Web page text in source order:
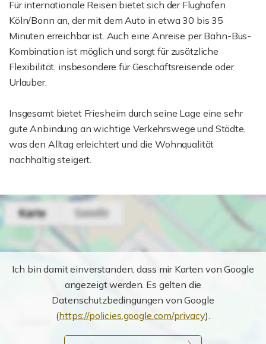
Für internationale Reisen bietet sich der Flughafen
Köln/Bonn an, der mit dem Auto in etwa 30 bis 35
Minuten erreichbar ist. Auch eine Anreise per Bahn-Bus-
Kombination ist möglich und sorgt für zusätzliche
Flexibilität, insbesondere für Geschäftsreisende oder
Urlauber.
Insgesamt bietet Friesheim durch seine Lage eine sehr
gute Anbindung an wichtige Verkehrswege und Städte,
was den Alltag erleichtert und die Wohnqualität
nachhaltig steigert.
Ich bin damit einverstanden, dass mir Karten von Google
angezeigt werden. Es gelten die
Datenschutzbedingungen von Google
(https://policies.google.com/privacy).